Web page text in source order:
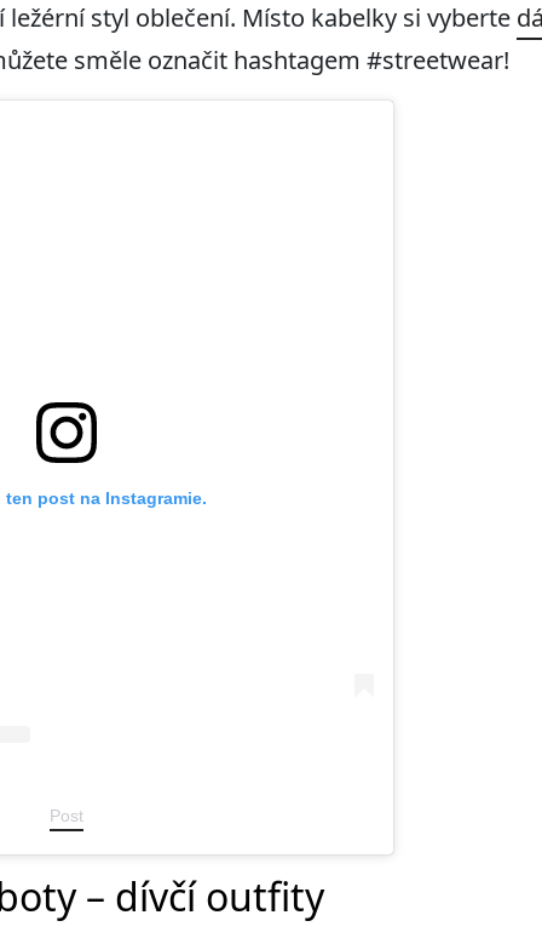
ležérní styl oblečení. Místo kabelky si vyberte
směle označit hashtagem #streetwear!
ten post na Instagramie.
Post
– dívčí outfity